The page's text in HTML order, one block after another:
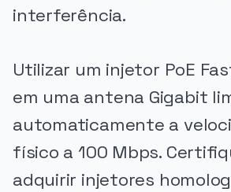
interferência.
Utilizar um injetor PoE
em uma antena Gigabit
automaticamente a
físico a 100 Mbps.
adquirir injetores